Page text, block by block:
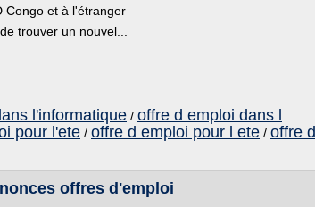
Congo et à l'étranger
trouver un nouvel...
l'informatique / offre d emploi dans l
pour l'ete / offre d emploi pour l ete / offre d
offres d'emploi